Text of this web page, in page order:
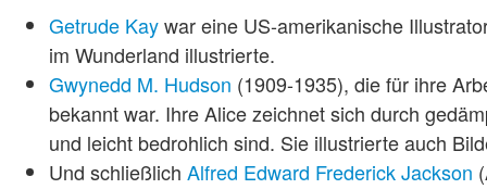
Getrude Kaywar eine US-amerikanische
im Wunderland illustrierte.
Gwynedd M. Hudson (1909-1935), die für ihre
bekannt war. Ihre Alice zeichnet sich durch
und leicht bedrohlich sind. Sie illustrierte auch
Und schließlich Alfred Edward Frederick Jackson